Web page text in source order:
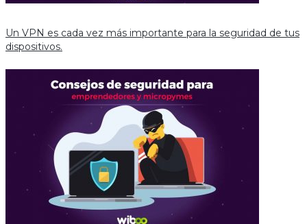
Un VPN es cada vez más importante para la seguridad de tus
dispositivos.